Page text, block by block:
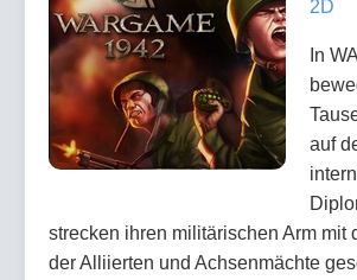
2D
In
auf
strecken ihren militärischen Arm mit
der Alliierten und Achsenmächte